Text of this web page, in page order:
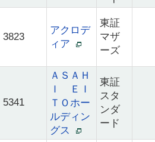
3823
アクロデ
ィア
東証
マザ
ーズ
5341
ＡＳＡＨ
Ｉ ＥＩ
ＴＯホー
ルディン
グス
東証
スタ
ンダ
ード